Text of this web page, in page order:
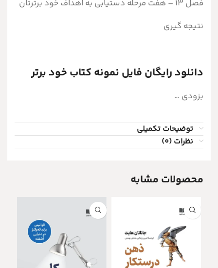
فصل 13 – هفت مرحله دستیابی به اهداف خود برترتان
نتیجه گیری
دانلود رایگان فایل نمونه کتاب خود برتر
بزودی
توضیحات تکمیلی
نظرات (0)
محصولات مشابه